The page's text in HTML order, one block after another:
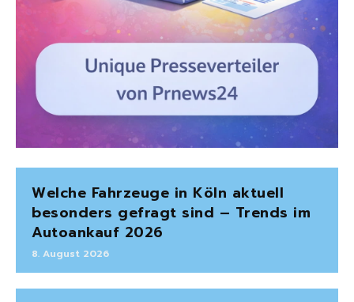
Welche Fahrzeuge in Köln aktuell
besonders gefragt sind – Trends im
Autoankauf 2026
8. August 2026